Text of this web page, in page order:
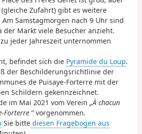
Zufahrt) gibt es weitere
Samstagmorgen nach 9 Uhr sind
der Markt viele Besucher anzieht.
jeder Jahreszeit unternommen
befindet sich die Pyramide du Loup.
der Beschilderungsrichtlinie der
de Puisaye-Forterre mit der
Schildern gekennzeichnet.
im Mai 2021 vom Verein „À chacun
Forterre ” vorgenommen.
Sie bitte diesen Fragebogen aus